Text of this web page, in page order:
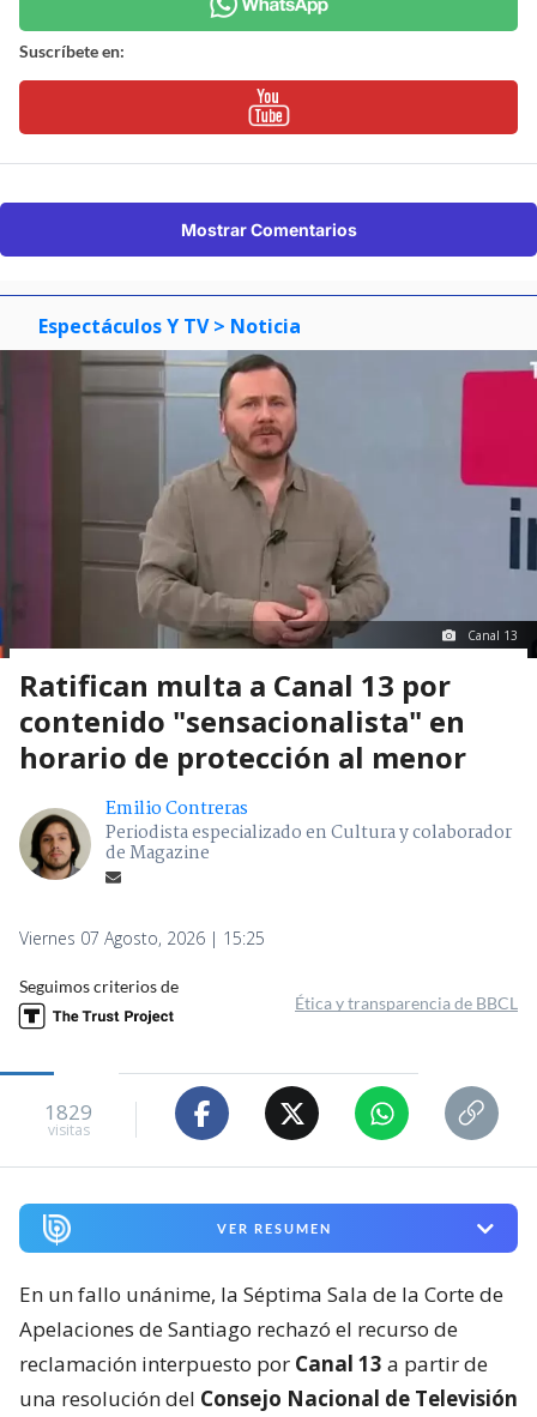
Suscríbete en:
Mostrar Comentarios
Espectáculos Y TV > Noticia
Canal 13
Ratifican multa a Canal 13 por
contenido "sensacionalista" en
horario de protección al menor
Emilio Contreras
Periodista especializado en Cultura y colaborador
de Magazine
Viernes 07 Agosto, 2026 | 15:25
Seguimos criterios de
Ética y transparencia de BBCL
1829
visitas
VER RESUMEN
En un fallo unánime, la Séptima Sala de la Corte de
Apelaciones de Santiago rechazó el recurso de
reclamación interpuesto por Canal 13 a partir de
una resolución del Consejo Nacional de Televisión